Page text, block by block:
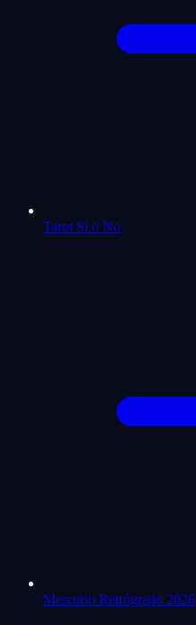
Tarot Sí o No
Mercurio Retrógrado 2026